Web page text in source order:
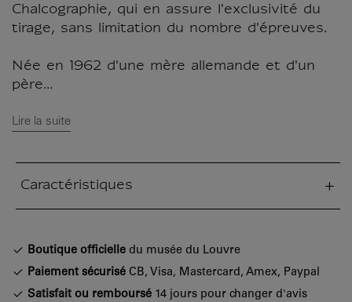
Chalcographie, qui en assure l'exclusivité du
tirage, sans limitation du nombre d'épreuves.
Née en 1962 d'une mère allemande et d'un
père...
Lire la suite
Caractéristiques
fermée
Boutique officielle du musée du Louvre
Paiement sécurisé CB, Visa, Mastercard, Amex, Paypal
Satisfait ou remboursé 14 jours pour changer d'avis